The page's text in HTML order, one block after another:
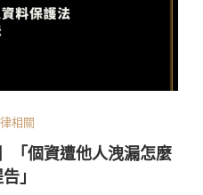
相關
「個資遭他人洩漏怎麼
」